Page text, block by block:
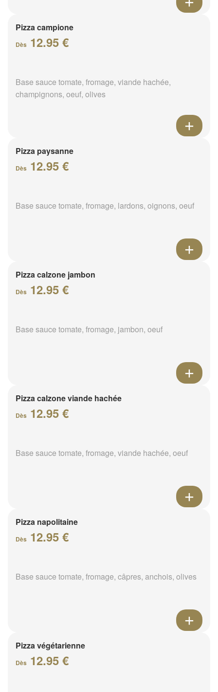
Pizza campione
Dès 12.95 €
Base sauce tomate, fromage, viande hachée,
champignons, oeuf, olives
Pizza paysanne
Dès 12.95 €
Base sauce tomate, fromage, lardons, oignons, oeuf
Pizza calzone jambon
Dès 12.95 €
Base sauce tomate, fromage, jambon, oeuf
Pizza calzone viande hachée
Dès 12.95 €
Base sauce tomate, fromage, viande hachée, oeuf
Pizza napolitaine
Dès 12.95 €
Base sauce tomate, fromage, câpres, anchois, olives
Pizza végétarienne
Dès 12.95 €